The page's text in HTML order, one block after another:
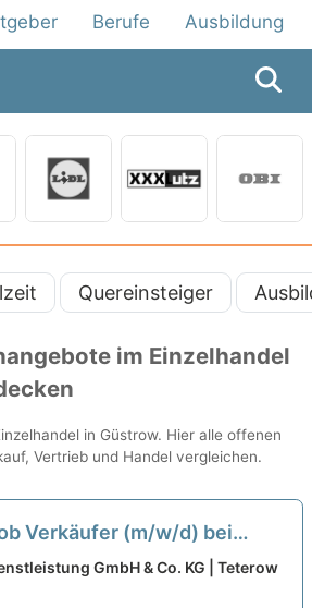
Berufe Ausbildung
Quereinsteiger
im Einzelhandel
in Güstrow. Hier alle offenen
Vertrieb und Handel vergleichen.
Verkäufer (m/w/d) bei
Fashion ausgewählt
GmbH & Co. KG | Teterow